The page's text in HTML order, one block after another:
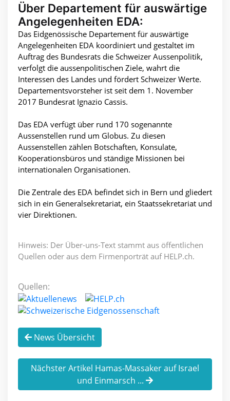
Über Departement für auswärtige
Angelegenheiten EDA:
Das Eidgenössische Departement für auswärtige
Angelegenheiten EDA koordiniert und gestaltet im
Auftrag des Bundesrats die Schweizer Aussenpolitik,
verfolgt die aussenpolitischen Ziele, wahrt die
Interessen des Landes und fördert Schweizer Werte.
Departementsvorsteher ist seit dem 1. November
2017 Bundesrat Ignazio Cassis.
Das EDA verfügt über rund 170 sogenannte
Aussenstellen rund um Globus. Zu diesen
Aussenstellen zählen Botschaften, Konsulate,
Kooperationsbüros und ständige Missionen bei
internationalen Organisationen.
Die Zentrale des EDA befindet sich in Bern und gliedert
sich in ein Generalsekretariat, ein Staatssekretariat und
vier Direktionen.
Hinweis: Der Über-uns-Text stammt aus öffentlichen
Quellen oder aus dem Firmenporträt auf HELP.ch.
Quellen:
News Übersicht
Nächster Artikel Hamas-Massaker auf Israel
und Einmarsch ...